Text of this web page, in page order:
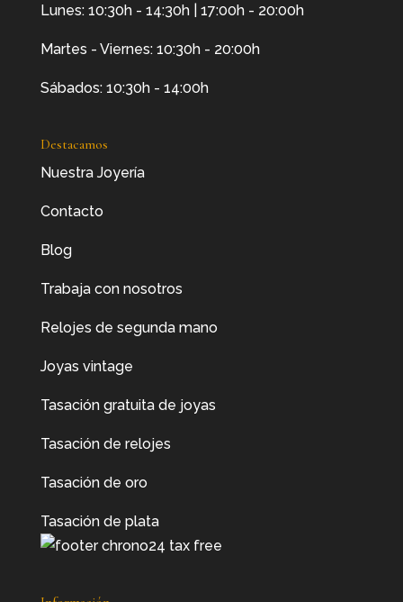
Lunes: 10:30h - 14:30h | 17:00h - 20:00h
Martes - Viernes: 10:30h - 20:00h
Sábados: 10:30h - 14:00h
Destacamos
Nuestra Joyería
Contacto
Blog
Trabaja con nosotros
Relojes de segunda mano
Joyas vintage
Tasación gratuita de joyas
Tasación de relojes
Tasación de oro
Tasación de plata